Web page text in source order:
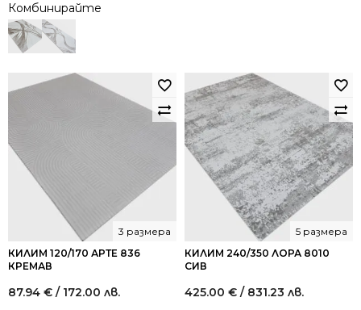
Комбинирайте
КИЛИМ 120/170 АРТЕ 836
КРЕМАВ
3 размера
87.94 € / 172.00 лв.
КИЛИМ 240/350 ЛОРА 8010
СИВ
5 размера
425.00 € / 831.23 лв.